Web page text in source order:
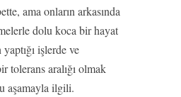
ama onların arkasında
dolu koca bir hayat
işlerde ve
tolerans aralığı olmak
aşamayla ilgili.